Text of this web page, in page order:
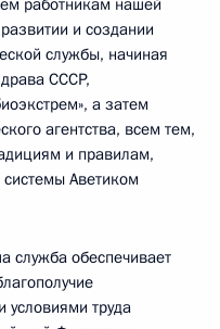
и создании
службы, начиная
СССР,
а затем
агентства, всем тем,
и правилам,
Аветиком
служба обеспечивает
условиями труда